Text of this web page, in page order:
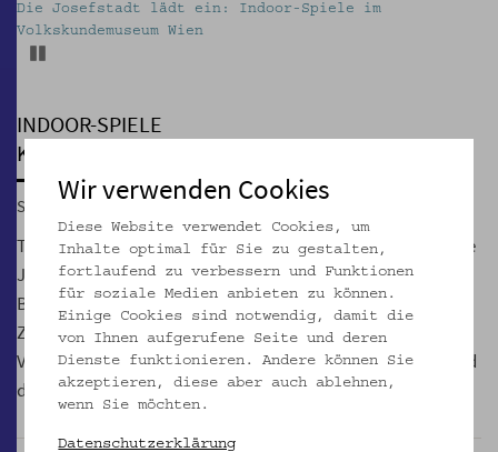
Die Josefstadt lädt ein: Indoor-Spiele im
Volkskundemuseum Wien
INDOOR-SPIELE
Kreativ sein!
Sa, 25.01.2020, 13:30 – 17:30
Tanzen, Malen, Märchen hören, Jonglieren, Singen, gesunde
Jause, freies Spiel: In der Herbst-/Wintersaison bietet der
Bezirk Josefstadt erneut Indoor-Spiele und Workshops in
Zusammenarbeit mit dem Familienbund und dem
Volkskundemuseum Wien für Kinder von 3 bis 12 Jahren und
die ganze Familie an.
Wir verwenden Cookies
Diese Website verwendet Cookies, um
Inhalte optimal für Sie zu gestalten,
fortlaufend zu verbessern und Funktionen
für soziale Medien anbieten zu können.
Einige Cookies sind notwendig, damit die
von Ihnen aufgerufene Seite und deren
Dienste funktionieren. Andere können Sie
akzeptieren, diese aber auch ablehnen,
wenn Sie möchten.
Datenschutzerklärung